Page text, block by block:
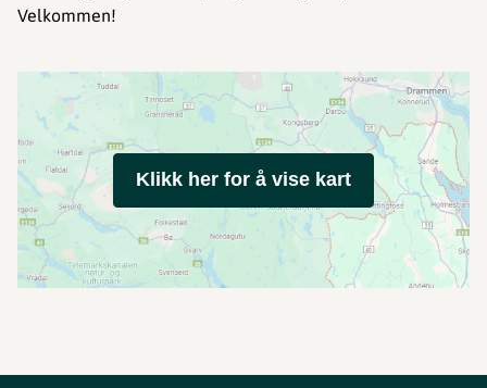
Velkommen!
Klikk her for å vise kart